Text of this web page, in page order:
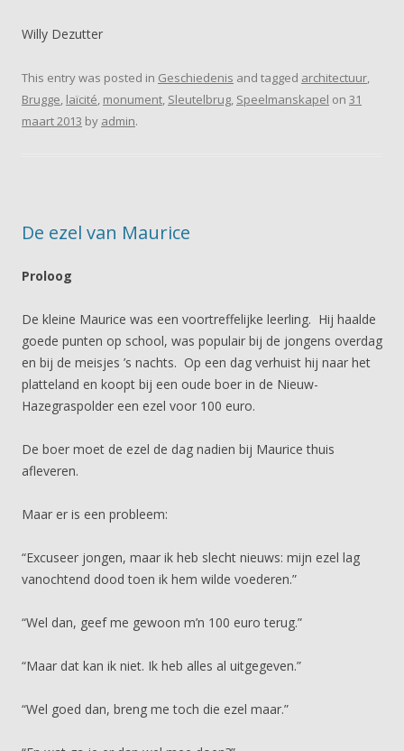
Willy Dezutter
This entry was posted in Geschiedenis and tagged architectuur,
Brugge, laïcité, monument, Sleutelbrug, Speelmanskapel on 31
maart 2013 by admin.
De ezel van Maurice
Proloog
De kleine Maurice was een voortreffelijke leerling. Hij haalde
goede punten op school, was populair bij de jongens overdag
en bij de meisjes ’s nachts. Op een dag verhuist hij naar het
platteland en koopt bij een oude boer in de Nieuw-
Hazegraspolder een ezel voor 100 euro.
De boer moet de ezel de dag nadien bij Maurice thuis
afleveren.
Maar er is een probleem:
“Excuseer jongen, maar ik heb slecht nieuws: mijn ezel lag
vanochtend dood toen ik hem wilde voederen.”
“Wel dan, geef me gewoon m’n 100 euro terug.”
“Maar dat kan ik niet. Ik heb alles al uitgegeven.”
“Wel goed dan, breng me toch die ezel maar.”